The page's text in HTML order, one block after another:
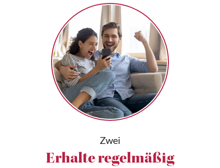
Zwei
Erhalte regelmäßig